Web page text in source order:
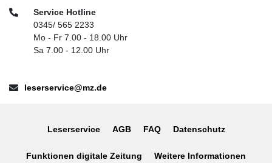
Telefon:Service Hotline
0345/ 565 2233
Mo - Fr 7.00 - 18.00 Uhr
Sa 7.00 - 12.00 Uhr
E-Mail:leserservice@mz.de
Leserservice AGB FAQ Datenschutz
Funktionen digitale Zeitung Weitere Informationen